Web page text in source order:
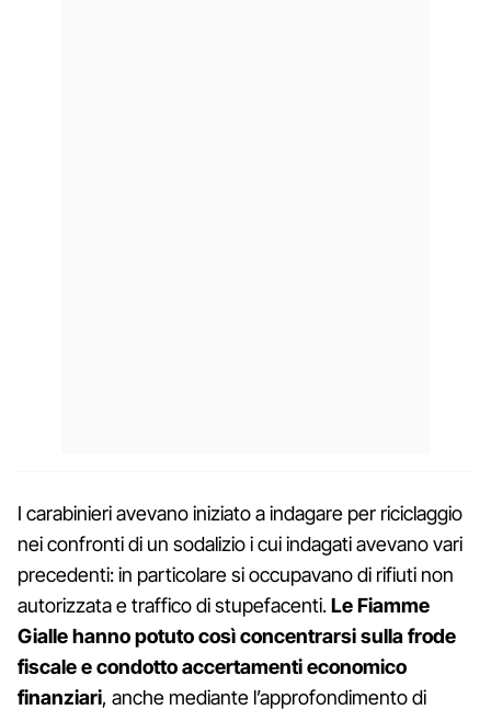
I carabinieri avevano iniziato a indagare per riciclaggio
nei confronti di un sodalizio i cui indagati avevano vari
precedenti: in particolare si occupavano di rifiuti non
autorizzata e traffico di stupefacenti.Le Fiamme
Gialle hanno potuto così concentrarsi sulla frode
fiscale e condotto accertamenti economico
finanziari, anche mediante l’approfondimento di